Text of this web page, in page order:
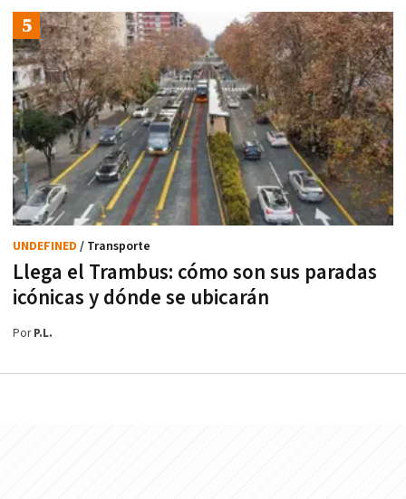
Llega el Trambus: cómo son sus paradas
icónicas y dónde se ubicarán
UNDEFINED / Transporte
PorP.L.